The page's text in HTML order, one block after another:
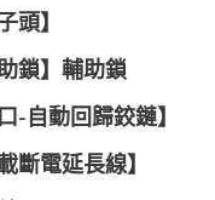
頭】
助鎖】輔助鎖
-自動回歸鉸鏈】
斷電延長線】